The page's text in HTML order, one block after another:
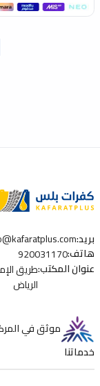
بريد:
هاتف:
920031170
عنوان المكتب:طريق
الرياض
موثق في
خدماتنا